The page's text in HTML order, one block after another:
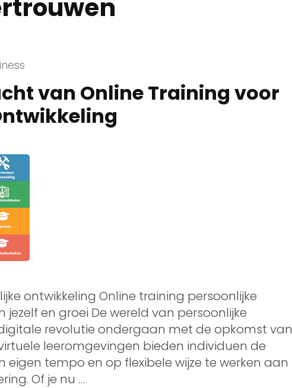
van Online Training voor
ontwikkeling Online training persoonlijke
jezelf en groei De wereld van persoonlijke
revolutie ondergaan met de opkomst van
leeromgevingen bieden individuen de
eigen tempo en op flexibele wijze te werken aan
Of je nu …